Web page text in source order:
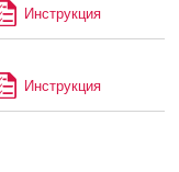
Инструкция
Инструкция